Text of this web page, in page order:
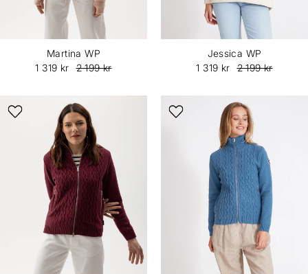
Martina WP
1 319 kr
2 199 kr
Jessica WP
1 319 kr
2 199 kr